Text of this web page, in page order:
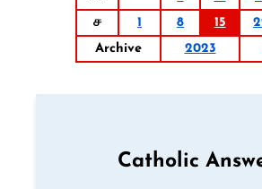
ச
1 8 15
Archive
2023
Catholic